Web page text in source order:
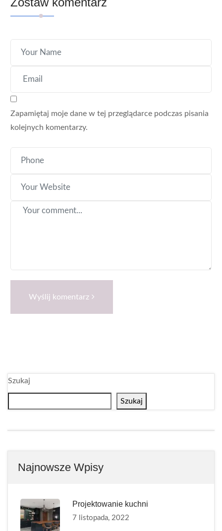
Zapamiętaj moje dane w tej przeglądarce podczas pisania
kolejnych komentarzy.
Wyślij komentarz
Szukaj
Szukaj
Najnowsze Wpisy
Projektowanie kuchni
7 listopada, 2022